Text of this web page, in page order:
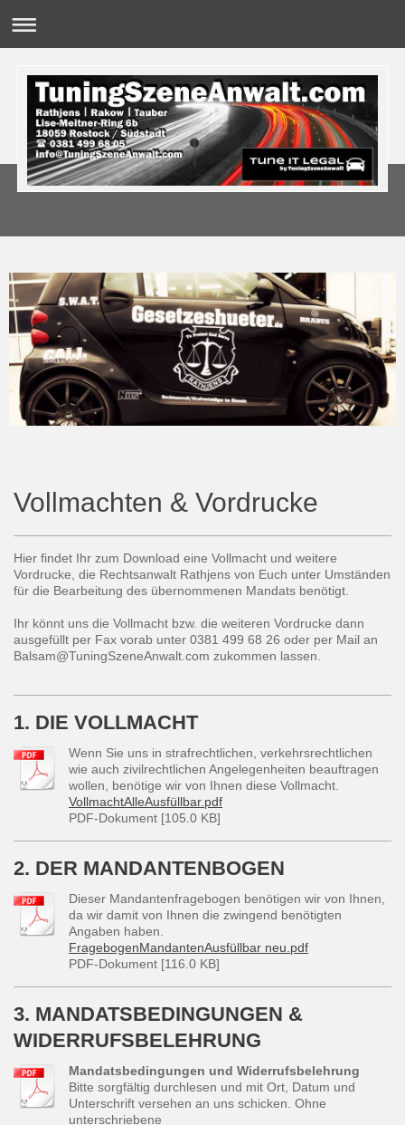
Vollmachten & Vordrucke
Hier findet Ihr zum Download eine Vollmacht und weitere
Vordrucke, die Rechtsanwalt Rathjens von Euch unter Umständen
für die Bearbeitung des übernommenen Mandats benötigt.
Ihr könnt uns die Vollmacht bzw. die weiteren Vordrucke dann
ausgefüllt per Fax vorab unter 0381 499 68 26 oder per Mail an
Balsam@TuningSzeneAnwalt.com zukommen lassen.
1. DIE VOLLMACHT
Wenn Sie uns in strafrechtlichen, verkehrsrechtlichen
wie auch zivilrechtlichen Angelegenheiten beauftragen
wollen, benötige wir von Ihnen diese Vollmacht.
VollmachtAlleAusfüllbar.pdf
PDF-Dokument [105.0 KB]
2. DER MANDANTENBOGEN
Dieser Mandantenfragebogen benötigen wir von Ihnen,
da wir damit von Ihnen die zwingend benötigten
Angaben haben.
FragebogenMandantenAusfüllbar neu.pdf
PDF-Dokument [116.0 KB]
3. MANDATSBEDINGUNGEN &
WIDERRUFSBELEHRUNG
Mandatsbedingungen und Widerrufsbelehrung
Bitte sorgfältig durchlesen und mit Ort, Datum und
Unterschrift versehen an uns schicken. Ohne
unterschriebene